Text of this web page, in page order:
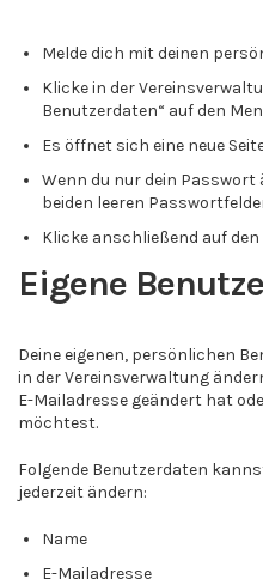
Melde dich mit deinen
Klicke in der
Benutzerdaten“ auf den
Es öffnet sich eine neue
Wenn du nur dein
beiden leeren
Klicke anschließend auf
Eigene
Deine eigenen, persönlichen
in der Vereinsverwaltung
E-Mailadresse geändert hat
möchtest.
Folgende Benutzerdaten
jederzeit ändern:
Name
E-Mailadresse